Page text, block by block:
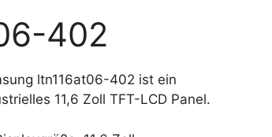
402
ltn116at06-402 ist ein
11,6 Zoll TFT-LCD Panel.